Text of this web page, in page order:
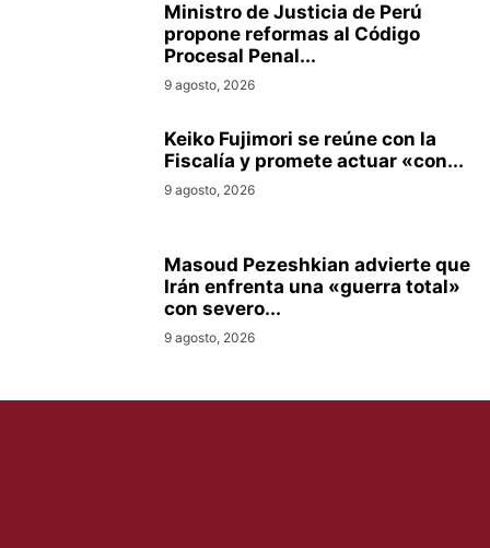
Ministro de Justicia de Perú
propone reformas al Código
Procesal Penal...
9 agosto, 2026
Keiko Fujimori se reúne con la
Fiscalía y promete actuar «con...
9 agosto, 2026
Masoud Pezeshkian advierte que
Irán enfrenta una «guerra total»
con severo...
9 agosto, 2026